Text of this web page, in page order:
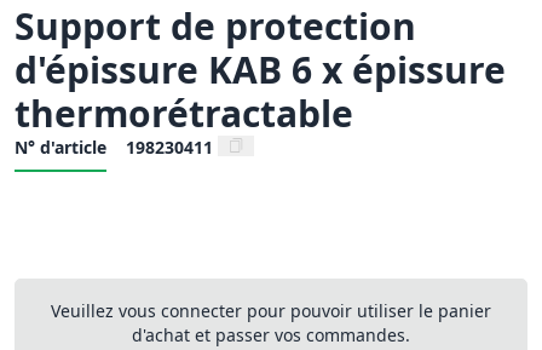
Support de protection
d'épissure KAB 6 x épissure
thermorétractable
N° d'article 198230411
Veuillez vous connecter pour pouvoir utiliser le panier
d'achat et passer vos commandes.